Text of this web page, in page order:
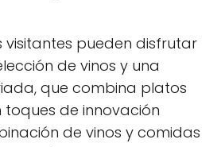
visitantes pueden disfrutar
de vinos y una
que combina platos
de innovación
de vinos y comidas